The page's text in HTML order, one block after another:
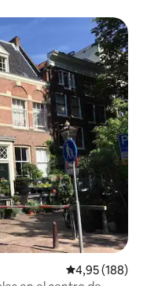
Calificación
4,95 (188)